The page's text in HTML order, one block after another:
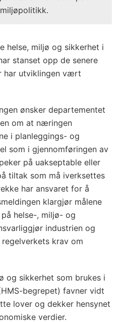
helse, miljø og sikkerhet i
stanset opp de senere
har utviklingen vært
ønsker departementet
om at næringen
i planleggings- og
som i gjennomføringen av
på uakseptable eller
tiltak som må iverksettes
har ansvaret for å
klargjør målene
helse-, miljø- og
industrien og
krav om
og sikkerhet som brukes i
begrepet) favner vidt
lover og dekker hensynet
verdier.